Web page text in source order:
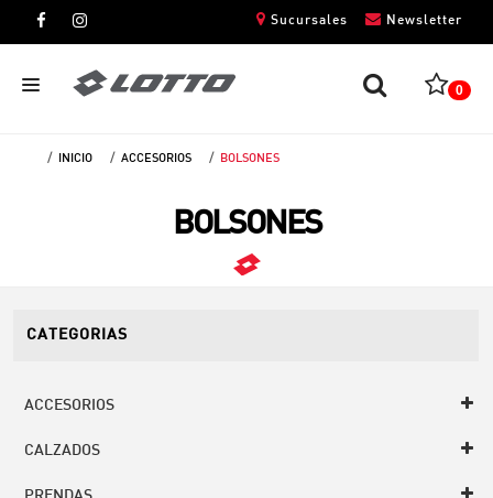
Newsletter
Sucursales
0
INICIO ACCESORIOS BOLSONES
BOLSONES
CATEGORIAS
ACCESORIOS
CALZADOS